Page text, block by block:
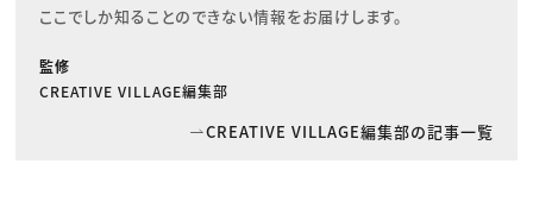
ここでしか知ることのできない情報をお届けします。
監修
CREATIVE VILLAGE編集部
CREATIVE VILLAGE編集部の記事一覧